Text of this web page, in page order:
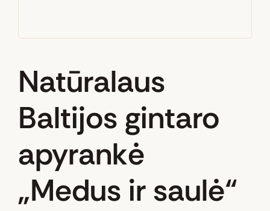
Natūralaus
Baltijos gintaro
apyrankė
„Medus ir saulė“